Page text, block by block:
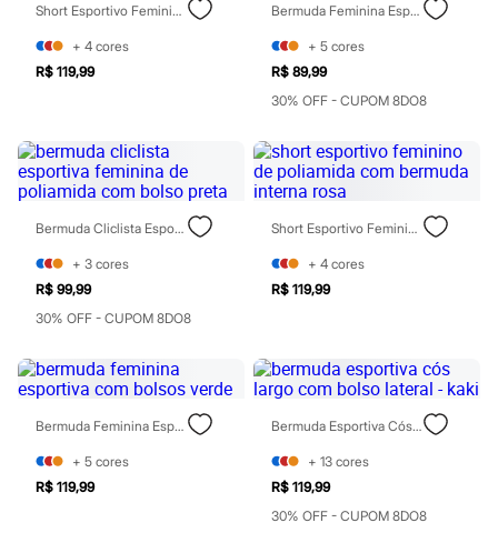
Patrulha Canina
Sonic
Stitch
Beleza
Novidades
Cabelos
Condicionador
Escovas e Pentes
Finalizadores
Shampoo
Tratamento
Cuidados com o corpo
Hidratante
Protetor solar
Cuidados com o rosto
Esfoliante
Hidratante
Protetor solar
Tônicos
Maquiagens
Base
Batom
Short Esportivo Feminino De Poliamida Com Bermuda Interna Marrom
+ 4 cores
R$ 119,99
Bermuda Feminina Esportiva De Poliamida Sem Costura Azul
+ 5 cores
R$ 89,99
30% OFF - CUPOM 8DO8
Bermuda Cliclista Esportiva Feminina De Poliamida Com Bolso Preta
+ 3 cores
R$ 99,99
30% OFF - CUPOM 8DO8
Short Esportivo Feminino De Poliamida Com Bermuda Interna Rosa
+ 4 cores
R$ 119,99
Bermuda Feminina Esportiva Com Bolsos Verde
+ 5 cores
R$ 119,99
Bermuda Esportiva Cós Largo Com Bolso Lateral - Kaki
+ 13 cores
R$ 119,99
30% OFF - CUPOM 8DO8